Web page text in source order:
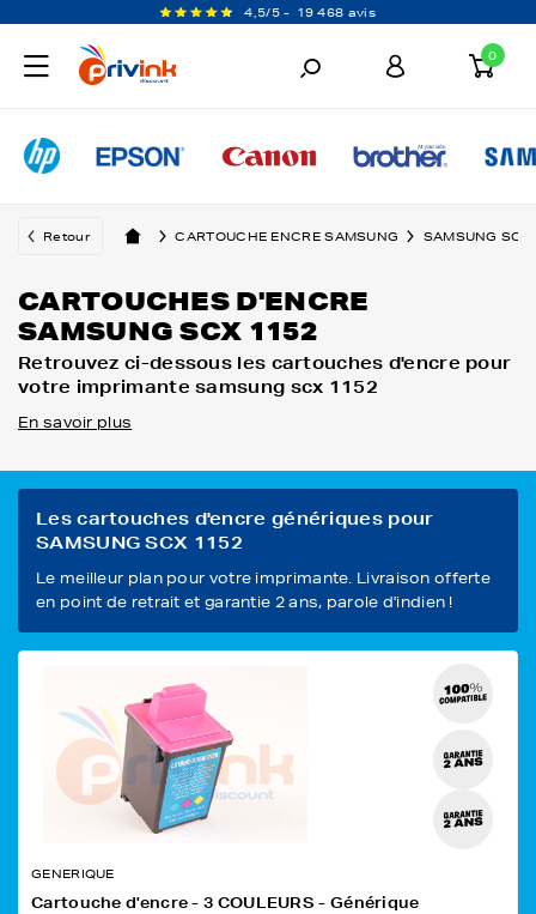
4,5/5 - 19 468 avis
0
Retour CARTOUCHE ENCRE SAMSUNG SAMSUNG SCX
CARTOUCHES D'ENCRE
SAMSUNG SCX 1152
Retrouvez ci-dessous les cartouches d'encre pour
votre imprimante samsung scx 1152
En savoir plus
Les cartouches d'encre génériques pour
SAMSUNG SCX 1152
Le meilleur plan pour votre imprimante. Livraison offerte
en point de retrait et garantie 2 ans, parole d'indien !
GENERIQUE
Cartouche d'encre - 3 COULEURS - Générique